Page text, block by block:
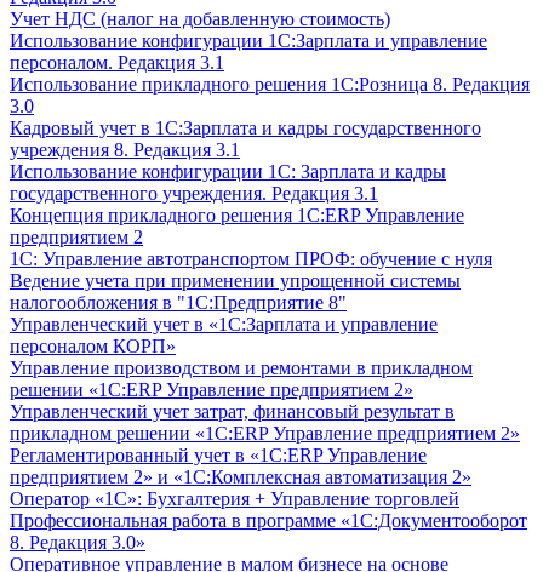
Учет НДС (налог на добавленную стоимость)
Использование конфигурации 1С:Зарплата и управление
персоналом. Редакция 3.1
Использование прикладного решения 1С:Розница 8. Редакция
3.0
Кадровый учет в 1С:Зарплата и кадры государственного
учреждения 8. Редакция 3.1
Использование конфигурации ‎1С: Зарплата и кадры
государственного учреждения. Редакция 3.1
Концепция прикладного решения 1С:ERP Управление
предприятием 2
1С: Управление автотранспортом ПРОФ: обучение с нуля
Ведение учета при применении упрощенной системы
налогообложения в "1С:Предприятие 8"
Управленческий учет в «1C:Зарплата и управление
персоналом КОРП»
Управление производством и ремонтами в прикладном
решении «1С:ERP Управление предприятием 2»
Управленческий учет затрат, финансовый результат в
прикладном решении «1С:ERP Управление предприятием 2»
Регламентированный учет в «1С:ERP Управление
предприятием 2» и «1С:Комплексная автоматизация 2»
Оператор «1С»: Бухгалтерия + Управление торговлей
Профессиональная работа в программе «1С:Документооборот
8. Редакция 3.0»
Оперативное управление в малом бизнесе на основе